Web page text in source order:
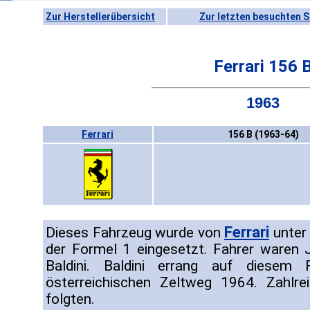
Zur Herstellerübersicht Zur letzten besuchten
Ferrari 156
1963
Ferrari 156 B (1963-64)
Dieses Fahrzeug wurde von Ferrari unter
der Formel 1 eingesetzt. Fahrer waren
Baldini. Baldini errang auf diesem
österreichischen Zeltweg 1964.
folgten.